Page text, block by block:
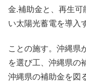
金.補助金と、再生可
い太陽光蓄電を導入
ことの施す。沖縄県
を選び工、沖縄県の
沖縄県の補助金を図